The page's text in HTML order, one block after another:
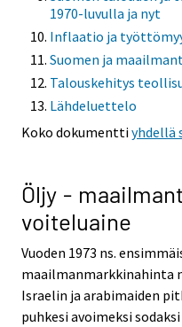
1970-luvulla ja nyt
Inflaatio ja
Suomen ja
Talouskehitys
Lähdeluettelo
Koko dokumenttiyhdellä
Öljy -
voiteluaine
Vuoden 1973 ns.
maailmanmarkkinahinta
Israelin ja arabimaiden
puhkesi avoimeksi